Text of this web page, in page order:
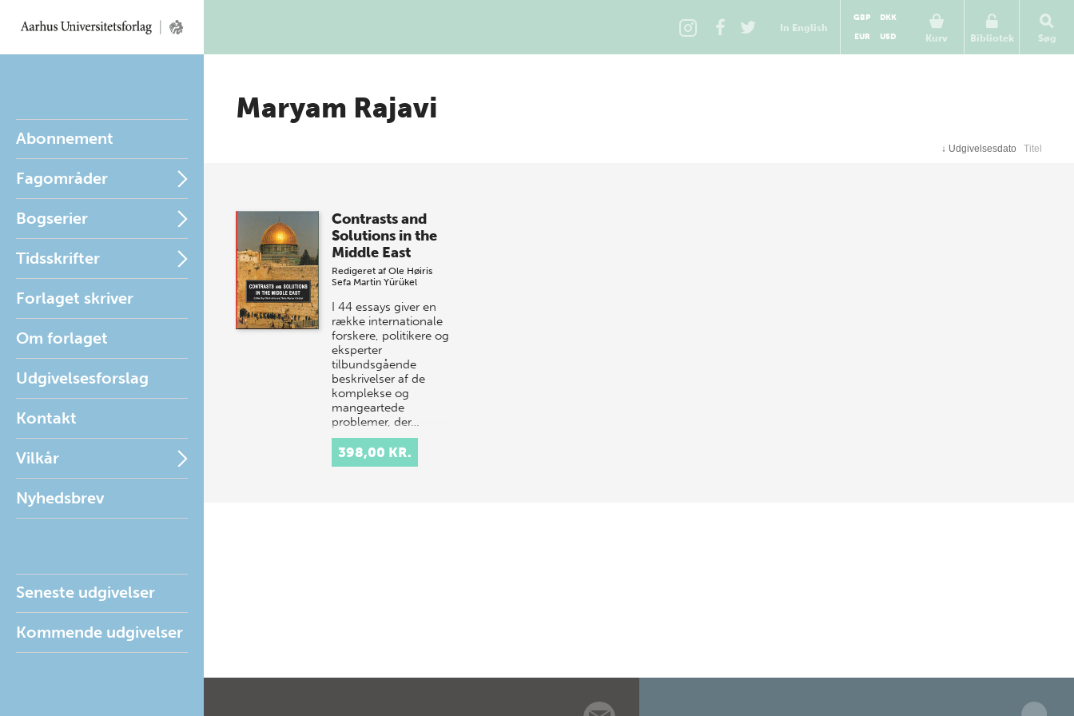
In English
Kurv
GBP
DKK
EUR
USD Bibliotek Søg
Abonnement
Fagområder
Bogserier
Tidsskrifter
Forlaget skriver
Om forlaget
Udgivelsesforslag
Kontakt
Vilkår
Nyhedsbrev
Seneste udgivelser
Kommende udgivelser
Maryam Rajavi
↓ Udgivelsesdato Titel
Contrasts and
Solutions in the
Middle East
Redigeret af Ole Høiris
Sefa Martin Yürükel
I 44 essays giver en
række internationale
forskere, politikere og
eksperter
tilbundsgående
beskrivelser af de
komplekse og
mangeartede
problemer, der…
398,00 KR.